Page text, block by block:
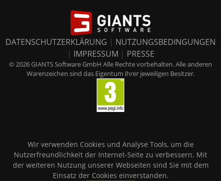
DATENSCHUTZERKLÄRUNG | NUTZUNGSBEDINGUNGEN
| IMPRESSUM | PRESSE
© 2026 GIANTS Software GmbH Alle Rechte vorbehalten. Alle anderen
Warenzeichen sind das Eigentum ihrer jeweiligen Besitzer.
Wir verwenden Cookies und Analyse Tools, um die
Nutzerfreundlichkeit der Internet-Seite zu verbessern. Mit
der weiteren Nutzung unserer Webseiten sind Sie mit dem
Einsatz der Cookies einverstanden.